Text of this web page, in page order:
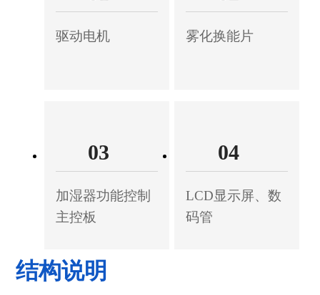
驱动电机 雾化换能片
03
加湿器功能控制
主控板
04
LCD显示屏、数
码管
结构说明